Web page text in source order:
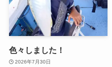
色々しました！
2026年7月30日